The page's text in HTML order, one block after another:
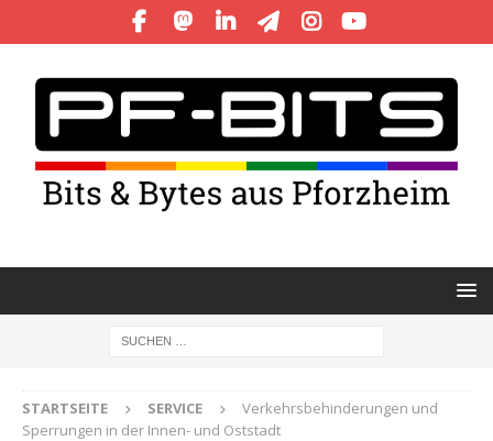
STARTSEITE SERVICE
Verkehrsbehinderungen und
Sperrungen in der Innen- und Oststadt